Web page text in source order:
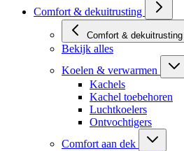
Comfort & dekuitrusting
Comfort & dekuitrusting
Bekijk alles
Koelen & verwarmen
Kachels
Kachel toebehoren
Luchtkoelers
Ontvochtigers
Comfort aan dek